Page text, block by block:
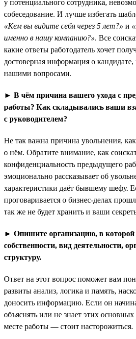
у потенциального сотрудника,
собеседование. И лучше избегать
«Кем вы видите себя через 5 лет?» и
именно в нашу компанию?». Все
какие ответы работодатель хочет
достоверная информация о кандидате,
нашими вопросами.
► В чём причина вашего ухода с
работы? Как складывались ваши
с руководителем?
Не так важна причина увольнения, как
о нём. Обратите внимание, как
конфиденциальность предыдущего
эмоционально рассказывает об
характеристики даёт бывшему шефу.
проговаривается о бизнес-делах
так же не будет хранить и ваши
► Опишите организацию, в
собственности, вид деятельности,
структуру.
Ответ на этот вопрос поможет вам
развиты анализ, логика и память,
доносить информацию. Если он
объяснять или не знает этих
месте работы — стоит насторожиться.